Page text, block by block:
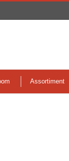
Assortiment